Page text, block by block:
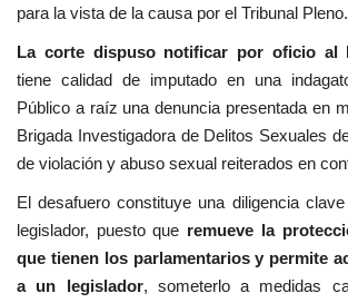
para la vista de la causa por el Tribunal Pleno.
La corte dispuso notificar por oficio al
tiene calidad de imputado en una
Público a raíz una denuncia presentada en
Brigada Investigadora de Delitos Sexuales
de violación y abuso sexual reiterados en
El desafuero constituye una diligencia
legislador, puesto que remueve la
que tienen los parlamentarios y permite
a un legislador, someterlo a medidas